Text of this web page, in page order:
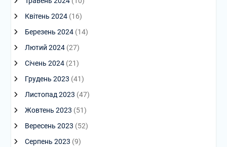
Квітень 2024(16)
Березень 2024(14)
Лютий 2024(27)
Січень 2024(21)
Грудень 2023 (41)
Листопад 2023 (47)
Жовтень 2023 (51)
Вересень 2023 (52)
Серпень 2023 (9)